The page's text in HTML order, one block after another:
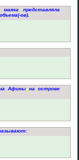
представляла
ов).
Афины на острове